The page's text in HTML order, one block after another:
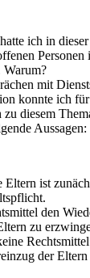
ich in
Personen
Warum?
mit
konnte ich
diesem
Aussagen:
Eltern ist
den
zu
der